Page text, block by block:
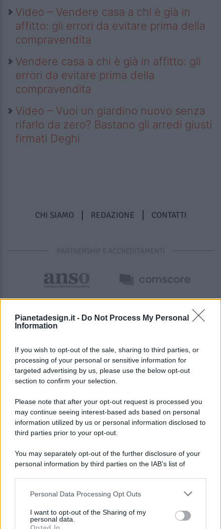
Pianetadesign.it - Do Not Process My Personal
Information
If you wish to opt-out of the sale, sharing to third parties, or
processing of your personal or sensitive information for
targeted advertising by us, please use the below opt-out
section to confirm your selection.
Please note that after your opt-out request is processed you
may continue seeing interest-based ads based on personal
information utilized by us or personal information disclosed to
third parties prior to your opt-out.
You may separately opt-out of the further disclosure of your
personal information by third parties on the IAB’s list of
This information may also be disclosed by us to third parties
disclose it to other third parties.
Personal Data Processing Opt Outs
I want to opt-out of the Sharing of my
personal data.
Video – Vendere casa a chi è già in
affitto: gli errori da evitare prima della
compravendita
Vendere casa a chi è già in affitto: gli
errori da evitare prima della
compravendita
Video – Vuoi un giardino nuovo senza
rifarlo da zero? Bastano gli arredi giusti
firmati Deghi
CHI SIAMO REDAZIONE CONTATTI
PARTNERSHIP E ACCREDITAMENTI
© 2026 - Pianeta Design - P.IVA 04827280654 - Testata
Registrata Al Tribunale Di Nocera Inferiore N. 8/2020 - RG N.
ISCRIZIONE AL ROC N. 35792 – ISCRITTA ALL’ANSO
(ASSOCIAZIONE NAZIONALE STAMPA ONLINE)
PREFERENZE PRIVACY